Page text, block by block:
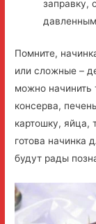
заправку,
Помните,
или сложные –
можно начинить
консерва,
картошку, яйца,
готова начинка
будут рады